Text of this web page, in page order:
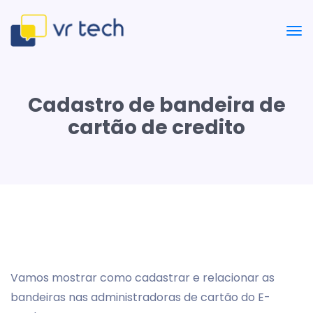
Cadastro de bandeira de
cartão de credito
Vamos mostrar como cadastrar e relacionar as
bandeiras nas administradoras de cartão do E-